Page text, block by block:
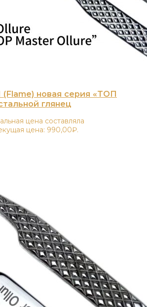
новая серия «ТОП
глянец
цена составляла
цена: 990,00₽.